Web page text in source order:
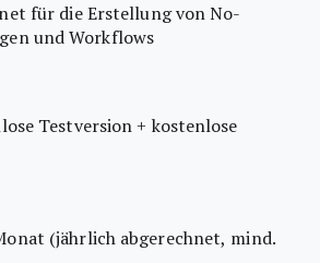
für die Erstellung von No-
und Workflows
Testversion + kostenlose
(jährlich abgerechnet, mind.